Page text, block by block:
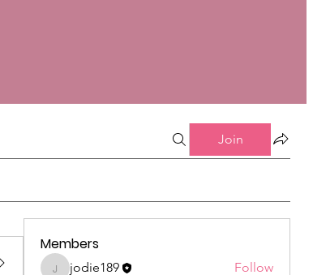
Join
Members
jodie189
jodie189
Follow